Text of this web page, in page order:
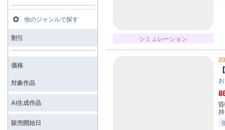
シミュレーション
他のジャンルで探す
割引
価格
対象作品
AI生成作品
販売開始日